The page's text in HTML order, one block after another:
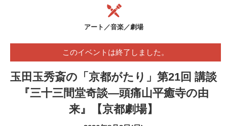
アート／音楽／劇場
このイベントは終了しました。
玉田玉秀斎の「京都がたり」第21回 講談
『三十三間堂奇談―頭痛山平癒寺の由
来』【京都劇場】